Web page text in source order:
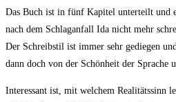
Das Buch ist in fünf Kapitel unterteilt und
nach dem Schlaganfall Ida nicht mehr
Der Schreibstil ist immer sehr gediegen
dann doch von der Schönheit der Sprache
Interessant ist, mit welchem Realitätssinn